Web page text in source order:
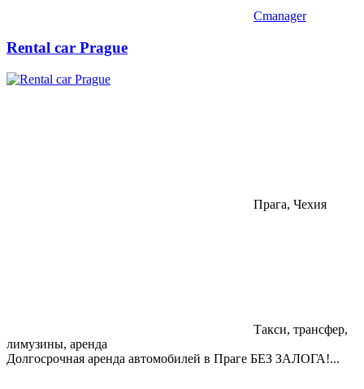
Cmanager
Rental car Prague
Прага, Чехия
Такси, трансфер,
лимузины, аренда
Долгосрочная аренда автомобилей в Праге БЕЗ ЗАЛОГА!...